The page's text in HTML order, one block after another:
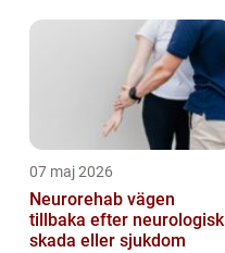
07 maj 2026
Neurorehab vägen
tillbaka efter neurologisk
skada eller sjukdom